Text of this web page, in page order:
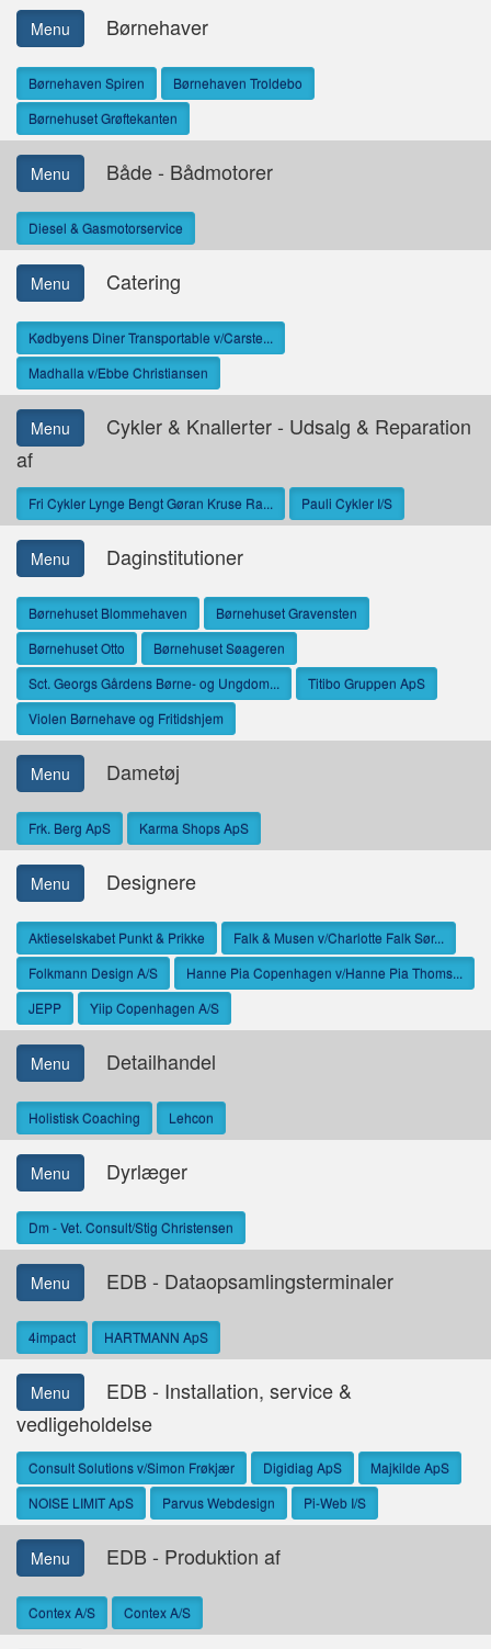
Menu Børnehaver
Børnehaven Spiren
Børnehaven Troldebo
Børnehuset Grøftekanten
Menu Både - Bådmotorer
Diesel & Gasmotorservice
Menu Catering
Kødbyens Diner Transportable v/Carste...
Madhalla v/Ebbe Christiansen
Menu
Cykler & Knallerter - Udsalg & Reparation
af
Fri Cykler Lynge Bengt Gøran Kruse Ra... Pauli Cykler I/S
Menu Daginstitutioner
Børnehuset Blommehaven
Børnehuset Gravensten
Børnehuset Otto
Børnehuset Søageren
Sct. Georgs Gårdens Børne- og Ungdom...
Titibo Gruppen ApS
Violen Børnehave og Fritidshjem
Menu Dametøj
Frk. Berg ApS Karma Shops ApS
Menu Designere
Aktieselskabet Punkt & Prikke
Falk & Musen v/Charlotte Falk Sør...
Folkmann Design A/S
Hanne Pia Copenhagen v/Hanne Pia Thoms...
JEPP
Yiip Copenhagen A/S
Menu Detailhandel
Holistisk Coaching Lehcon
Menu Dyrlæger
Dm - Vet. Consult/Stig Christensen
Menu EDB - Dataopsamlingsterminaler
4impact HARTMANN ApS
Menu
EDB - Installation, service &
vedligeholdelse
Consult Solutions v/Simon Frøkjær Digidiag ApS
Majkilde ApS
NOISE LIMIT ApS
Parvus Webdesign Pi-Web I/S
Menu EDB - Produktion af
Contex A/S Contex A/S